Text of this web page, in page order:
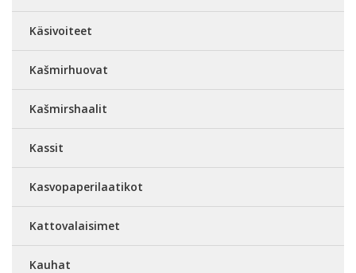
Käsivoiteet
Kašmirhuovat
Kašmirshaalit
Kassit
Kasvopaperilaatikot
Kattovalaisimet
Kauhat